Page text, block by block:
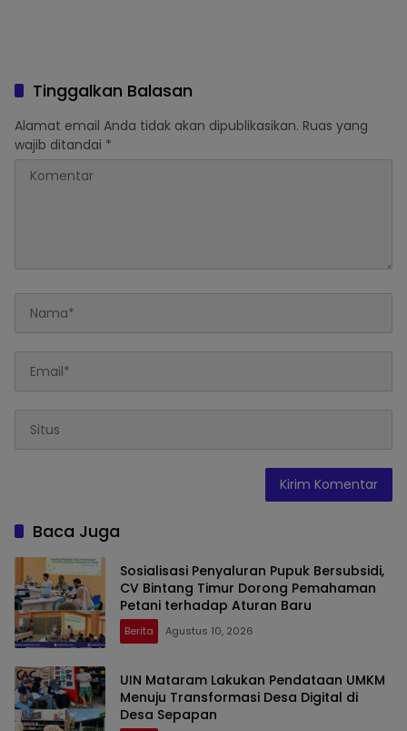
Tinggalkan Balasan
Alamat email Anda tidak akan dipublikasikan. Ruas yang
wajib ditandai *
Baca Juga
Sosialisasi Penyaluran Pupuk Bersubsidi,
CV Bintang Timur Dorong Pemahaman
Petani terhadap Aturan Baru
Berita Agustus 10, 2026
UIN Mataram Lakukan Pendataan UMKM
Menuju Transformasi Desa Digital di
Desa Sepapan